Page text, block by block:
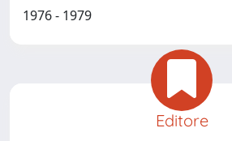
1976 - 1979
Editore